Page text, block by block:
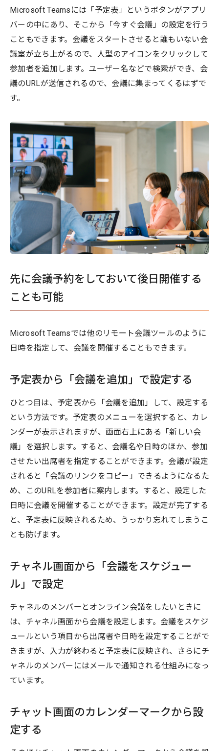
Microsoft Teamsには「予定表」というボタンがアプリ
バーの中にあり、そこから「今すぐ会議」の設定を行う
こともできます。会議をスタートさせると誰もいない会
議室が立ち上がるので、人型のアイコンをクリックして
参加者を追加します。ユーザー名などで検索ができ、会
議のURLが送信されるので、会議に集まってくるはずで
す。
先に会議予約をしておいて後日開催する
ことも可能
Microsoft Teamsでは他のリモート会議ツールのように
日時を指定して、会議を開催することもできます。
予定表から「会議を追加」で設定する
ひとつ目は、予定表から「会議を追加」して、設定する
という方法です。予定表のメニューを選択すると、カレ
ンダーが表示されますが、画面右上にある「新しい会
議」を選択します。すると、会議名や日時のほか、参加
させたい出席者を指定することができます。会議が設定
されると「会議のリンクをコピー」できるようになるた
め、このURLを参加者に案内します。すると、設定した
日時に会議を開催することができます。設定が完了する
と、予定表に反映されるため、うっかり忘れてしまうこ
とも防げます。
チャネル画面から「会議をスケジュー
ル」で設定
チャネルのメンバーとオンライン会議をしたいときに
は、チャネル画面から会議を設定します。会議をスケジ
ュールという項目から出席者や日時を設定することがで
きますが、入力が終わると予定表に反映され、さらにチ
ャネルのメンバーにはメールで通知される仕組みになっ
ています。
チャット画面のカレンダーマークから設
定する